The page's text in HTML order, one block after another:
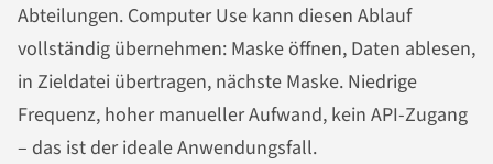
Abteilungen. Computer Use kann diesen Ablauf
vollständig übernehmen: Maske öffnen, Daten ablesen,
in Zieldatei übertragen, nächste Maske. Niedrige
Frequenz, hoher manueller Aufwand, kein API-Zugang
– das ist der ideale Anwendungsfall.